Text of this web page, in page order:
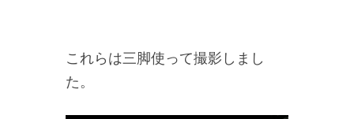
これらは三脚使って撮影しまし
た。